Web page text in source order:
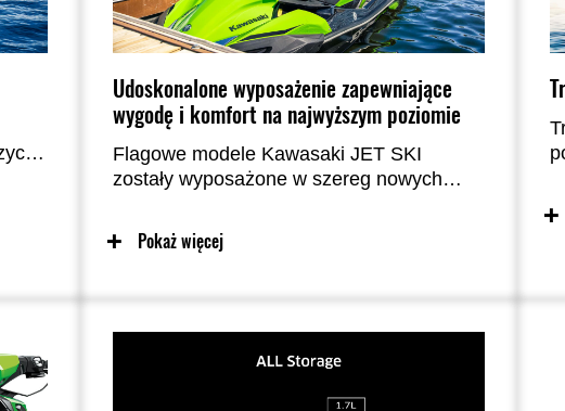
Udoskonalone wyposażenie zapewniające
wygodę i komfort na najwyższym poziomie
Flagowe modele Kawasaki JET SKI
zostały wyposażone w szereg nowych
i wygodę. Nowy schowek Easy-Access
Storage, kamera cofania i
Pokaż więcej